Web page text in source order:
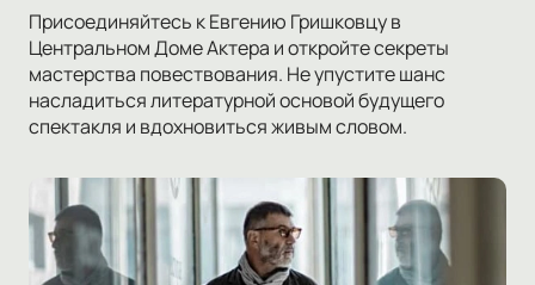
Присоединяйтесь к Евгению Гришковцу в
Центральном Доме Актера и откройте секреты
мастерства повествования. Не упустите шанс
насладиться литературной основой будущего
спектакля и вдохновиться живым словом.